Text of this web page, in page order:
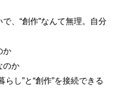
、“創作”なんて無理。自分
か
のか
し”と“創作”を接続できる